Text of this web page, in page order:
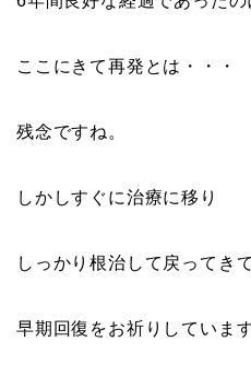
ここにきて再発とは・・・
残念ですね。
しかしすぐに治療に移り
しっかり根治して戻ってき
早期回復をお祈りしています